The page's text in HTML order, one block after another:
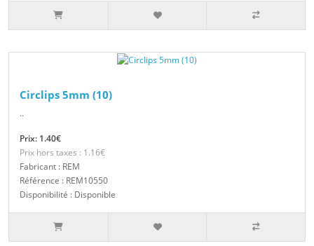
Circlips 5mm (10)
..
Prix: 1.40€
Prix hors taxes : 1.16€
Fabricant : REM
Référence : REM10550
Disponibilité : Disponible